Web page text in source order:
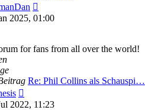
Beitrag
2025, 01:00
for fans from all over the world!
Re: Phil Collins als Schauspi…
Beitrag
2022, 11:23